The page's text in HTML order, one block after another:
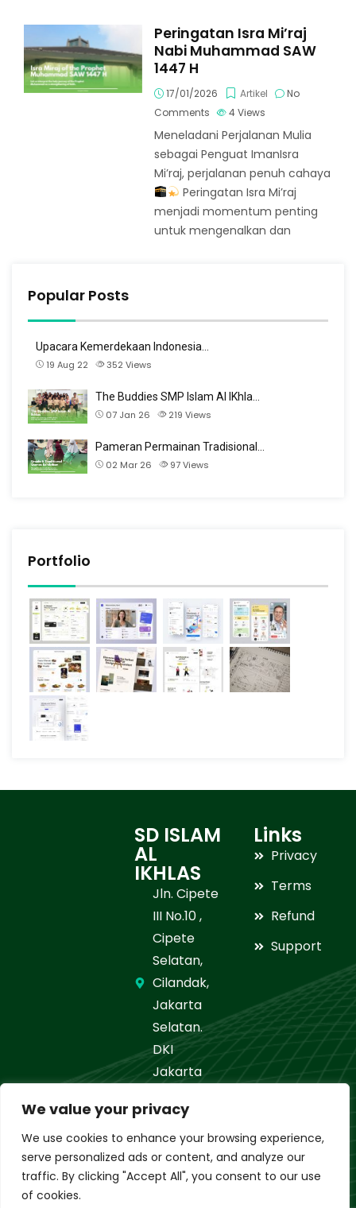
We value your privacy
We use cookies to enhance your browsing experience,
serve personalized ads or content, and analyze our
traffic. By clicking "Accept All", you consent to our use
of cookies.
Peringatan Isra Mi’raj
Nabi Muhammad SAW
1447 H
17/01/2026 Artikel
No
Comments
4Views
Meneladani Perjalanan Mulia
sebagai Penguat ImanIsra
Mi’raj, perjalanan penuh cahaya
Peringatan Isra Mi’raj
menjadi momentum penting
untuk mengenalkan dan
Popular Posts
Upacara Kemerdekaan Indonesia…
19 Aug 22
352 Views
The Buddies SMP Islam Al IKhla…
07 Jan 26
219 Views
Pameran Permainan Tradisional…
02 Mar 26
97Views
Portfolio
SD ISLAM
AL
IKHLAS
Jln. Cipete
III No.10 ,
Cipete
Selatan,
Cilandak,
Jakarta
Selatan.
DKI
Jakarta
021-
www.alix.sch.id/sd-
islam
Links
Privacy
Terms
Refund
Support